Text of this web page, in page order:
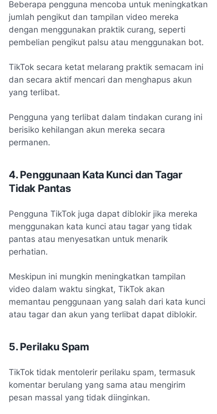
Beberapa pengguna mencoba untuk meningkatkan
jumlah pengikut dan tampilan video mereka
dengan menggunakan praktik curang, seperti
pembelian pengikut palsu atau menggunakan bot.
TikTok secara ketat melarang praktik semacam ini
dan secara aktif mencari dan menghapus akun
yang terlibat.
Pengguna yang terlibat dalam tindakan curang ini
berisiko kehilangan akun mereka secara
permanen.
4. Penggunaan Kata Kunci dan Tagar
Tidak Pantas
Pengguna TikTok juga dapat diblokir jika mereka
menggunakan kata kunci atau tagar yang tidak
pantas atau menyesatkan untuk menarik
perhatian.
Meskipun ini mungkin meningkatkan tampilan
video dalam waktu singkat, TikTok akan
memantau penggunaan yang salah dari kata kunci
atau tagar dan akun yang terlibat dapat diblokir.
5. Perilaku Spam
TikTok tidak mentolerir perilaku spam, termasuk
komentar berulang yang sama atau mengirim
pesan massal yang tidak diinginkan.